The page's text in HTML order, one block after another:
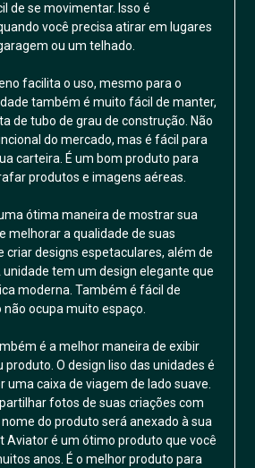
de se movimentar. Isso é
você precisa atirar em lugares
ou um telhado.
facilita o uso, mesmo para o
também é muito fácil de manter,
de tubo de grau de construção. Não
do mercado, mas é fácil para
carteira. É um bom produto para
produtos e imagens aéreas.
ótima maneira de mostrar sua
melhorar a qualidade de suas
criar designs espetaculares, além de
tem um design elegante que
moderna. Também é fácil de
ocupa muito espaço.
é a melhor maneira de exibir
O design liso das unidades é
uma caixa de viagem de lado suave.
fotos de suas criações com
do produto será anexado à sua
Aviator é um ótimo produto que você
anos. É o melhor produto para